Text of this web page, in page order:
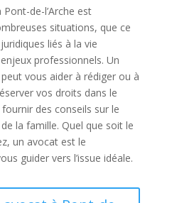
de-l’Arche est
situations, que ce
liés à la vie
professionnels. Un
vous aider à rédiger ou à
vos droits dans le
des conseils sur le
la famille. Quel que soit le
un avocat est le
guider vers l’issue idéale.